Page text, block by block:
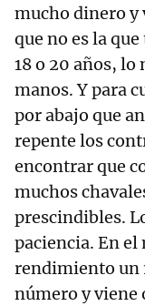
mucho dinero y
que no es la
18 o 20 años, lo
manos. Y para
por abajo que
repente los
encontrar que
muchos
prescindibles.
paciencia. En el
rendimiento un
número y viene